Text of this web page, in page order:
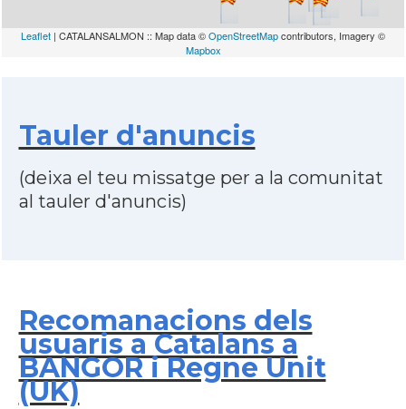
Leaflet | CATALANSALMON :: Map data ©OpenStreetMapcontributors, Imagery ©
Mapbox
Tauler d'anuncis
(deixa el teu missatge per a la comunitat
al tauler d'anuncis)
Recomanacions dels
usuaris a Catalans a
BANGOR i Regne Unit
(UK)